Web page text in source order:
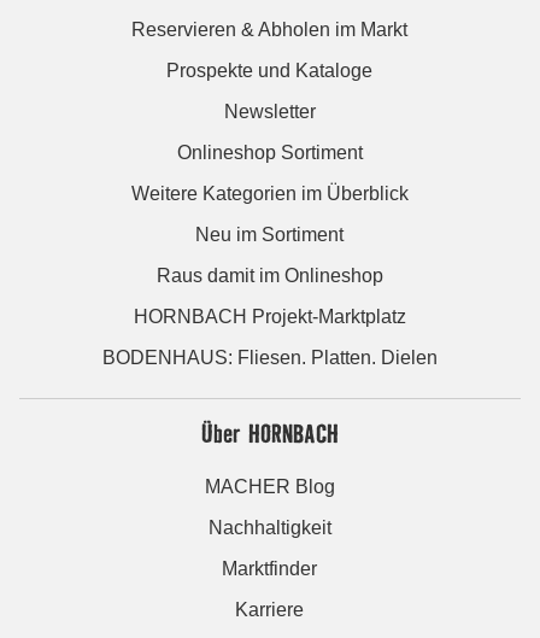
Reservieren & Abholen im Markt
Prospekte und Kataloge
Newsletter
Onlineshop Sortiment
Weitere Kategorien im Überblick
Neu im Sortiment
Raus damit im Onlineshop
HORNBACH Projekt-Marktplatz
BODENHAUS: Fliesen. Platten. Dielen
Über HORNBACH
MACHER Blog
Nachhaltigkeit
Marktfinder
Karriere